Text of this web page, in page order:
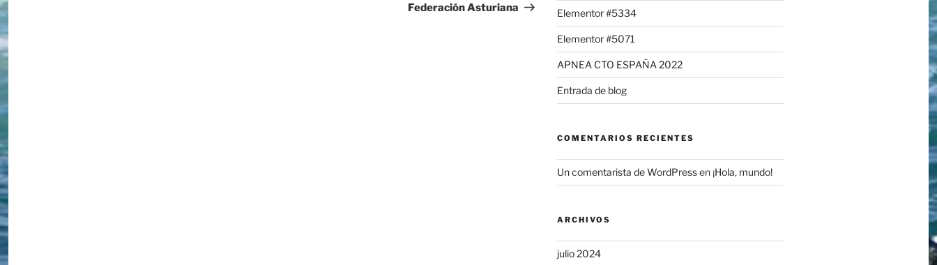
Federación Asturiana
Elementor #5334
Elementor #5071
APNEA CTO ESPAÑA 2022
Entrada de blog
COMENTARIOS RECIENTES
Un comentarista de WordPressen ¡Hola, mundo!
ARCHIVOS
julio 2024